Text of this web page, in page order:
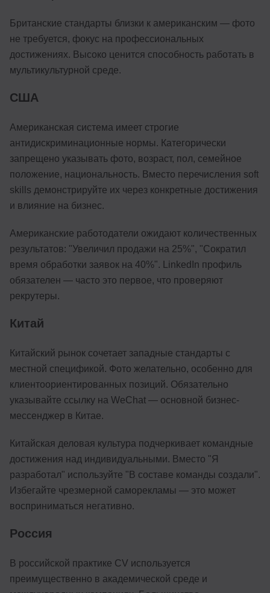
Британские стандарты близки к американским — фото
не требуется, фокус на профессиональных
достижениях. Высоко ценится способность работать в
мультикультурной среде.
США
Американская система имеет строгие
антидискриминационные нормы. Категорически
запрещено указывать фото, возраст, пол, семейное
положение, национальность. Вместо перечисления soft
skills демонстрируйте их через конкретные достижения
и влияние на бизнес.
Американские работодатели ожидают количественных
результатов: "Увеличил продажи на 25%", "Сократил
время обработки заявок на 40%". LinkedIn профиль
обязателен — часто это первое, что проверяют
рекрутеры.
Китай
Китайский рынок сочетает западные стандарты с
местной спецификой. Фото желательно, особенно для
клиентоориентированных позиций. Обязательно
указывайте ссылку на WeChat — основной бизнес-
мессенджер в Китае.
Китайская деловая культура подчеркивает командные
достижения над индивидуальными. Вместо "Я
разработал" используйте "В составе команды создали".
Избегайте чрезмерной саморекламы — это может
восприниматься негативно.
Россия
В российской практике CV используется
преимущественно в академической среде и